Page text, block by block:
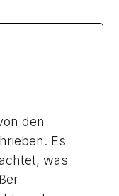
den
Es
was